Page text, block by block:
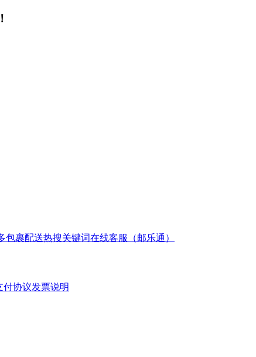
包裹配送热搜关键词在线客服（邮乐通）
付协议发票说明